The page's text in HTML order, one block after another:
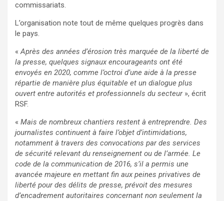
commissariats.
L’organisation note tout de même quelques progrès dans
le pays.
«Après des années d’érosion très marquée de la liberté de
la presse, quelques signaux encourageants ont été
envoyés en 2020, comme l’octroi d’une aide à la presse
répartie de manière plus équitable et un dialogue plus
ouvert entre autorités et professionnels du secteur », écrit
RSF.
« Mais de nombreux chantiers restent à entreprendre. Des
journalistes continuent à faire l’objet d’intimidations,
notamment à travers des convocations par des services
de sécurité relevant du renseignement ou de l’armée. Le
code de la communication de 2016, s’il a permis une
avancée majeure en mettant fin aux peines privatives de
liberté pour des délits de presse, prévoit des mesures
d’encadrement autoritaires concernant non seulement la